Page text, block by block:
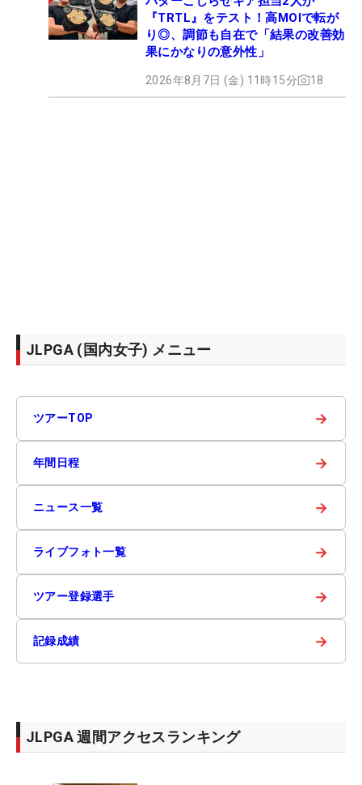
『TRTL』をテスト！高MOIで転が
り◎、調節も自在で「結果の改善効
果にかなりの意外性」
2026年8月7日 (金) 11時15分 18
JLPGA (国内女子) メニュー
ツアーTOP →
年間日程 →
ニュース一覧 →
ライブフォト一覧 →
ツアー登録選手 →
記録成績 →
JLPGA 週間アクセスランキング